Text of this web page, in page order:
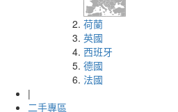
荷蘭
英國
西班牙
德國
法國
|
二手專區